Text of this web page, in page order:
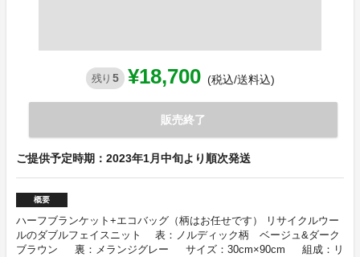
残り 5 ¥18,700 (税込/送料込)
販売終了
ご提供予定時期：2023年1月中旬より順次発送
概要
ハーフブランケット+エコバッグ（柄はお任せです） リサイクルウー
ルのダブルフェイスニット 表：ノルディック柄 ベージュ&ダーク
ブラウン 裏：メランジグレー サイズ：30cm×90cm 組成：リ